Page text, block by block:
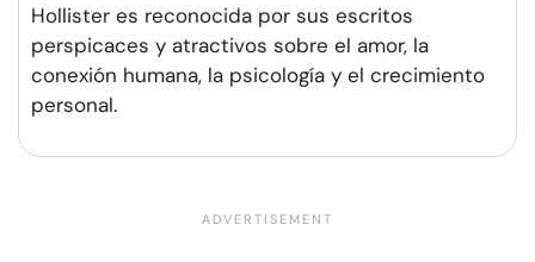
Hollister es reconocida por sus escritos
perspicaces y atractivos sobre el amor, la
conexión humana, la psicología y el crecimiento
personal.